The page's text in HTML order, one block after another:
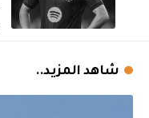
شاهد المزيد..